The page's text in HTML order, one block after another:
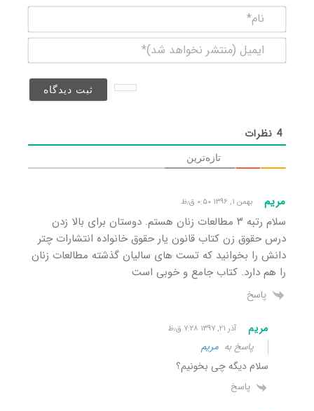
(منتشر
4 نظرات
تازه‌ترین
مریم بهمن ۱, ۱۳۹۶ ۰:۵۰ ق٫ظ
سلام رتبه ۳ مطالعات زنان هستم. دوستان برای بالا زدن
درس حقوق زن کتاب قانون یار حقوق خانواده انتشارات چتر
دانش را بخوانید که تست های سالیان گذشته مطالعات زنان
را هم دارد. کتاب جامع و خوبی است
پاسخ
مریم آذر ۲۱, ۱۳۹۷ ۷:۲۸ ق٫ظ
پاسخ به مریم
سلام دیگه چی بخونیم؟
پاسخ